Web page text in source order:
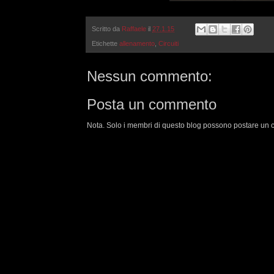
Scritto da Raffaele il 27.1.15
Etichette allenamento Circuiti
Nessun commento:
Posta un commento
Nota. Solo i membri di questo blog possono postare un